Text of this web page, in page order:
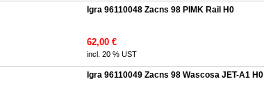
Igra 96110048 Zacns 98 PIMK Rail H0
62,00 €
incl. 20 % UST
Igra 96110049 Zacns 98 Wascosa JET-A1 H0